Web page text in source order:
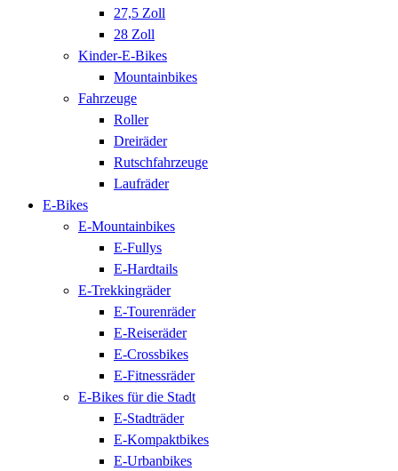
27,5 Zoll
28 Zoll
Kinder-E-Bikes
Mountainbikes
Fahrzeuge
Roller
Dreiräder
Rutschfahrzeuge
Laufräder
E-Bikes
E-Mountainbikes
E-Fullys
E-Hardtails
E-Trekkingräder
E-Tourenräder
E-Reiseräder
E-Crossbikes
E-Fitnessräder
E-Bikes für die Stadt
E-Stadträder
E-Kompaktbikes
E-Urbanbikes